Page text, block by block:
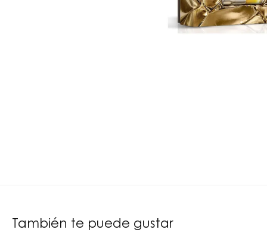
También te puede gustar